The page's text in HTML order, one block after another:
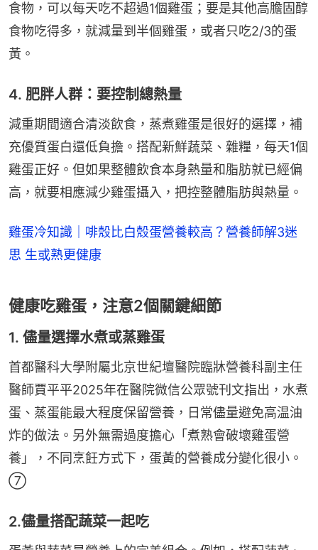
食物，可以每天吃不超過1個雞蛋；要是其他高膽固醇
食物吃得多，就減量到半個雞蛋，或者只吃2/3的蛋
黃。
4. 肥胖人群：要控制總熱量
減重期間適合清淡飲食，蒸煮雞蛋是很好的選擇，補
充優質蛋白還低負擔。搭配新鮮蔬菜、雜糧，每天1個
雞蛋正好。但如果整體飲食本身熱量和脂肪就已經偏
高，就要相應減少雞蛋攝入，把控整體脂肪與熱量。
雞蛋冷知識｜啡殼比白殼蛋營養較高？營養師解3迷
思 生或熟更健康
健康吃雞蛋，注意2個關鍵細節
1. 儘量選擇水煮或蒸雞蛋
首都醫科大學附屬北京世紀壇醫院臨牀營養科副主任
醫師賈平平2025年在醫院微信公眾號刊文指出，水煮
蛋、蒸蛋能最大程度保留營養，日常儘量避免高温油
炸的做法。另外無需過度擔心「煮熟會破壞雞蛋營
養」，不同烹飪方式下，蛋黃的營養成分變化很小。
⑦
2.儘量搭配蔬菜一起吃